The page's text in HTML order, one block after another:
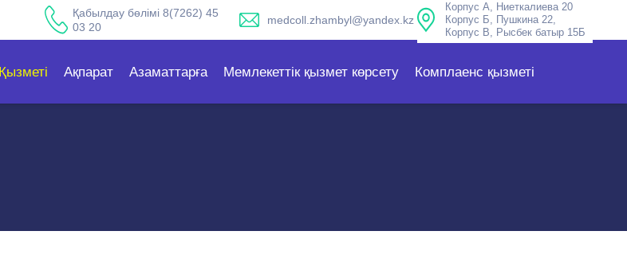
Қабылдау бөлімі 8(7262) 45
03 20
medcoll.zhambyl@yandex.kz
Корпус А, Ниеткалиева 20
Корпус Б, Пушкина 22,
Корпус В, Рысбек батыр 15Б
Қызметі Ақпарат Азаматтарға Мемлекеттік қызмет көрсету Комплаенс қызметі